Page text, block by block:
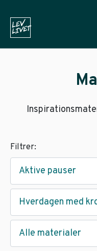
Filtrer:
Aktive pauser
Hverdagen med
Alle materialer